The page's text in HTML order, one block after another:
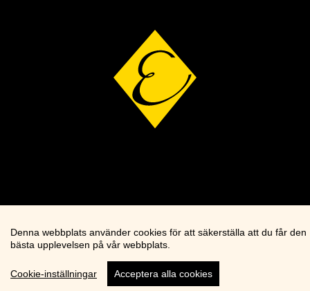
Denna webbplats använder cookies för att säkerställa att du får den
bästa upplevelsen på vår webbplats.
Cookie-inställningar Acceptera alla cookies